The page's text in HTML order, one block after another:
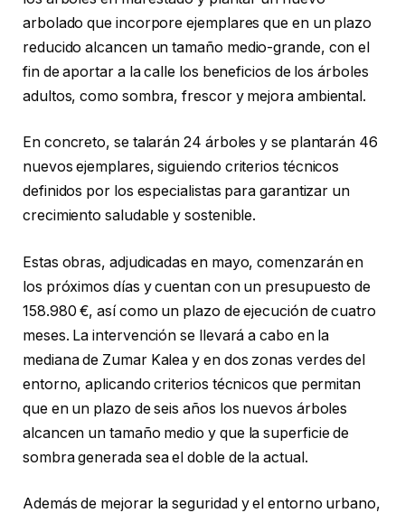
arbolado que incorpore ejemplares que en un plazo
reducido alcancen un tamaño medio-grande, con el
fin de aportar a la calle los beneficios de los árboles
adultos, como sombra, frescor y mejora ambiental.
En concreto, se talarán 24 árboles y se plantarán 46
nuevos ejemplares, siguiendo criterios técnicos
definidos por los especialistas para garantizar un
crecimiento saludable y sostenible.
Estas obras, adjudicadas en mayo, comenzarán en
los próximos días y cuentan con un presupuesto de
158.980 €, así como un plazo de ejecución de cuatro
meses. La intervención se llevará a cabo en la
mediana de Zumar Kalea y en dos zonas verdes del
entorno, aplicando criterios técnicos que permitan
que en un plazo de seis años los nuevos árboles
alcancen un tamaño medio y que la superficie de
sombra generada sea el doble de la actual.
Además de mejorar la seguridad y el entorno urbano,